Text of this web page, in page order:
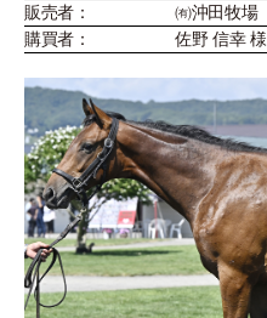
販売者：
㈲沖田牧場
購買者：
佐野 信幸 様